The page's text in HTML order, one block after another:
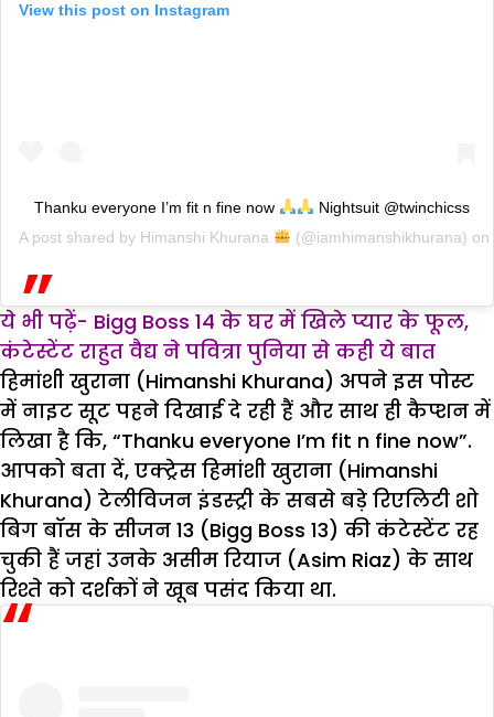
View this post on Instagram
Thanku everyone I’m fit n fine now
Nightsuit @twinchicss
A post shared by Himanshi Khurana (@iamhimanshikhurana) on
ये भी पढ़ें- Bigg Boss 14 के घर में खिले प्यार के फूल,
कंटेस्टेंट राहुत वैद्य ने पवित्रा पुनिया से कही ये बात
हिमांशी खुराना (Himanshi Khurana) अपने इस पोस्ट
में नाइट सूट पहने दिखाई दे रही हैं और साथ ही कैप्शन में
लिखा है कि, “Thanku everyone I’m fit n fine now”.
आपको बता दें, एक्ट्रेस हिमांशी खुराना (Himanshi
Khurana) टेलीविजन इंडस्ट्री के सबसे बड़े रिएलिटी शो
बिग बॉस के सीजन 13 (Bigg Boss 13) की कंटेस्टेंट रह
चुकी हैं जहां उनके असीम रियाज (Asim Riaz) के साथ
रिश्ते को दर्शकों ने खूब पसंद किया था.